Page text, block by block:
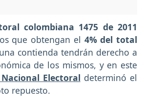
colombiana 1475 de 2011
que obtengan el 4% del total
contienda tendrán derecho a
de los mismos, y en este
Electoral determinó el
repuesto.